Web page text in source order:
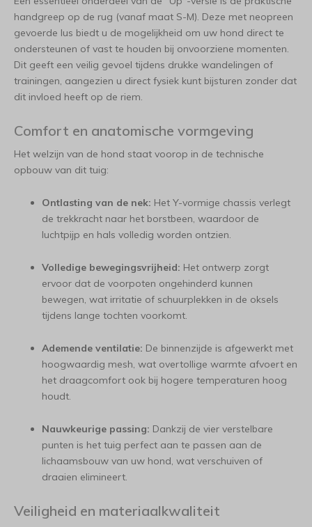
handgreep op de rug (vanaf maat S-M). Deze met neopreen
gevoerde lus biedt u de mogelijkheid om uw hond direct te
ondersteunen of vast te houden bij onvoorziene momenten.
Dit geeft een veilig gevoel tijdens drukke wandelingen of
trainingen, aangezien u direct fysiek kunt bijsturen zonder dat
dit invloed heeft op de riem.
Comfort en anatomische vormgeving
Het welzijn van de hond staat voorop in de technische
opbouw van dit tuig:
Ontlasting van de nek: Het Y-vormige chassis verlegt
de trekkracht naar het borstbeen, waardoor de
luchtpijp en hals volledig worden ontzien.
Volledige bewegingsvrijheid: Het ontwerp zorgt
ervoor dat de voorpoten ongehinderd kunnen
bewegen, wat irritatie of schuurplekken in de oksels
tijdens lange tochten voorkomt.
Ademende ventilatie: De binnenzijde is afgewerkt met
hoogwaardig mesh, wat overtollige warmte afvoert en
het draagcomfort ook bij hogere temperaturen hoog
houdt.
Nauwkeurige passing: Dankzij de vier verstelbare
punten is het tuig perfect aan te passen aan de
lichaamsbouw van uw hond, wat verschuiven of
draaien elimineert.
Veiligheid en materiaalkwaliteit